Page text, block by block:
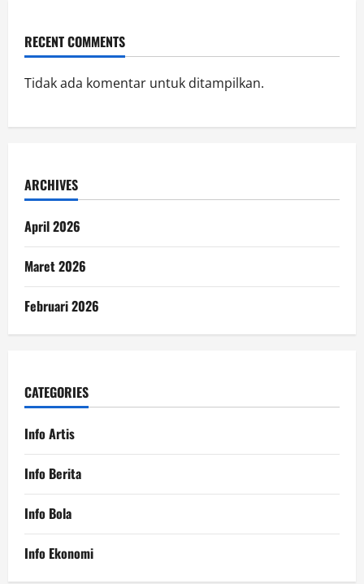
RECENT COMMENTS
Tidak ada komentar untuk ditampilkan.
ARCHIVES
April 2026
Maret 2026
Februari 2026
CATEGORIES
Info Artis
Info Berita
Info Bola
Info Ekonomi